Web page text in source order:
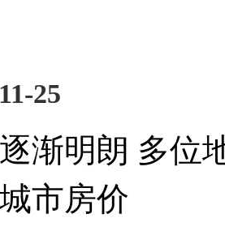
25
渐明朗 多位
市房价